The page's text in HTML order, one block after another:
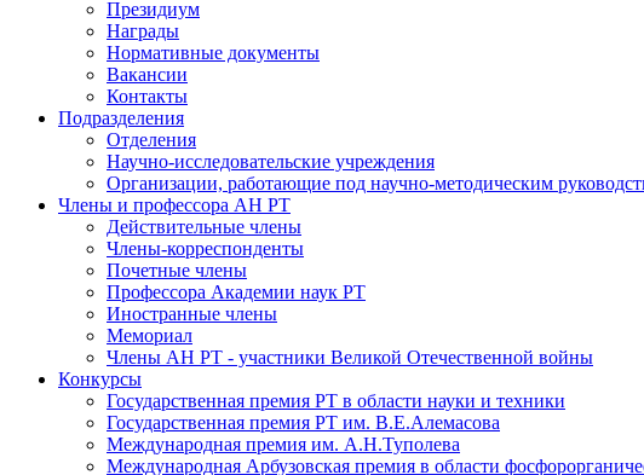
Президиум
Награды
Нормативные документы
Вакансии
Контакты
Подразделения
Отделения
Научно-исследовательские учреждения
Организации, работающие под научно-методическим
Члены и профессора АН РТ
Действительные члены
Члены-корреспонденты
Почетные члены
Профессора Академии наук РТ
Иностранные члены
Мемориал
Члены АН РТ - участники Великой Отечественной войны
Конкурсы
Государственная премия РТ в области науки и техники
Государственная премия РТ им. В.Е.Алемасова
Международная премия им. А.Н.Туполева
Международная Арбузовская премия в области